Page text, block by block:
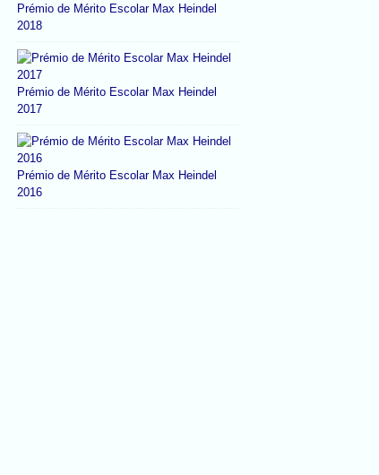
Prémio de Mérito Escolar Max Heindel
2018
Prémio de Mérito Escolar Max Heindel
2017
Prémio de Mérito Escolar Max Heindel
2016